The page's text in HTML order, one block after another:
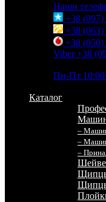
Наши
+38 (097)
+38 (063)
+38 (050)
Viber +38
Пн-Пт 10:00
Каталог
–
–
–